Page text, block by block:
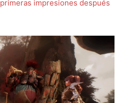
primeras impresiones después